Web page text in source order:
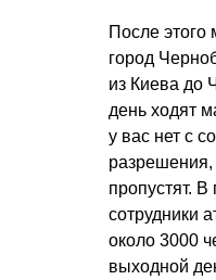
После
город
из Киева до
день ходят
у вас нет с
пропустят.
сотрудники
около 3000
выходной